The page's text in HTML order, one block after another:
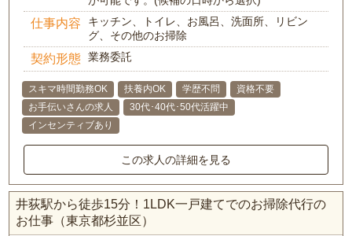
仕事内容
キッチン、トイレ、お風呂、洗面所、リビン
グ、その他のお掃除
契約形態 業務委託
スキマ時間勤務OK 扶養内OK 学歴不問
資格不要
お手伝いさんの求人
30代･40代･50代活躍中
インセンティブあり
この求人の詳細を見る
井荻駅から徒歩15分！1LDK一戸建てでのお掃除代行の
お仕事（東京都杉並区）